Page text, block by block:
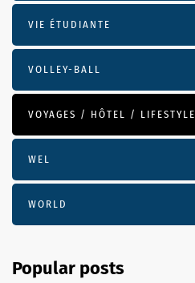
VIE ÉTUDIANTE
VOLLEY-BALL
VOYAGES / HÔTEL / LIFESTYLE
WEL
WORLD
Popular posts